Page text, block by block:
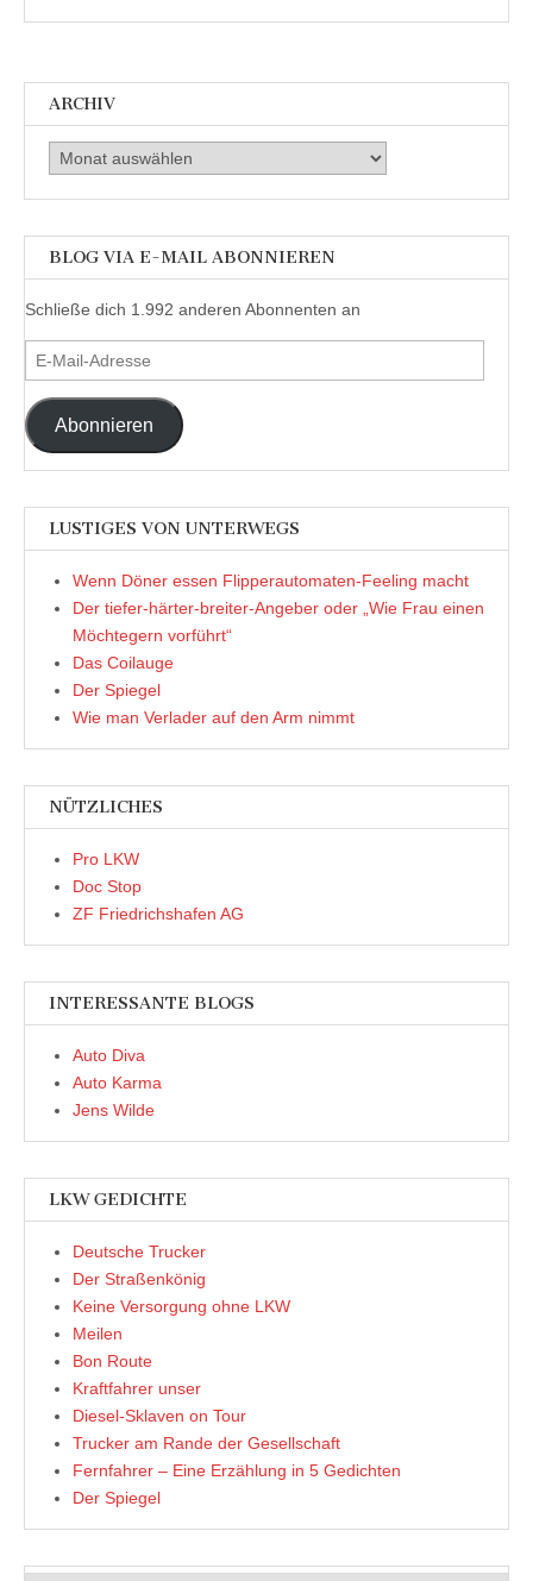
ARCHIV
Archiv
BLOG VIA E-MAIL ABONNIEREN
Schließe dich 1.992 anderen Abonnenten an
E-
Mail-
Adresse
Abonnieren
LUSTIGES VON UNTERWEGS
Wenn Döner essen Flipperautomaten-Feeling macht
Der tiefer-härter-breiter-Angeber oder „Wie Frau einen
Möchtegern vorführt“
Das Coilauge
Der Spiegel
Wie man Verlader auf den Arm nimmt
NÜTZLICHES
Pro LKW
Doc Stop
ZF Friedrichshafen AG
INTERESSANTE BLOGS
Auto Diva
Auto Karma
Jens Wilde
LKW GEDICHTE
Deutsche Trucker
Der Straßenkönig
Keine Versorgung ohne LKW
Meilen
Bon Route
Kraftfahrer unser
Diesel-Sklaven on Tour
Trucker am Rande der Gesellschaft
Fernfahrer – Eine Erzählung in 5 Gedichten
Der Spiegel